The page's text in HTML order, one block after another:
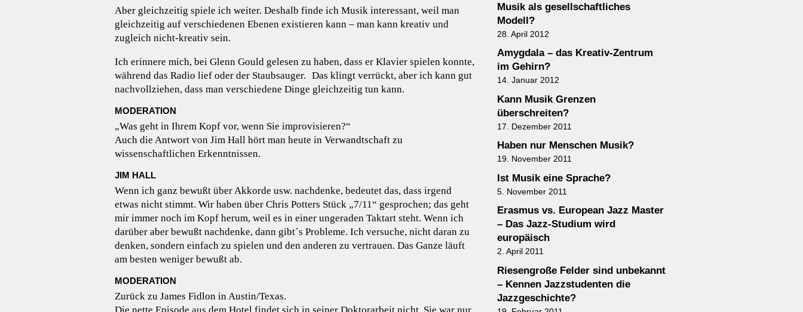
Aber gleichzeitig spiele ich weiter. Deshalb finde ich Musik interessant, weil man
gleichzeitig auf verschiedenen Ebenen existieren kann – man kann kreativ und
zugleich nicht-kreativ sein.
Ich erinnere mich, bei Glenn Gould gelesen zu haben, dass er Klavier spielen konnte,
während das Radio lief oder der Staubsauger. Das klingt verrückt, aber ich kann gut
nachvollziehen, dass man verschiedene Dinge gleichzeitig tun kann.
MODERATION
„Was geht in Ihrem Kopf vor, wenn Sie improvisieren?“
Auch die Antwort von Jim Hall hört man heute in Verwandtschaft zu
wissenschaftlichen Erkenntnissen.
JIM HALL
Wenn ich ganz bewußt über Akkorde usw. nachdenke, bedeutet das, dass irgend
etwas nicht stimmt. Wir haben über Chris Potters Stück „7/11“ gesprochen; das geht
mir immer noch im Kopf herum, weil es in einer ungeraden Taktart steht. Wenn ich
darüber aber bewußt nachdenke, dann gibt´s Probleme. Ich versuche, nicht daran zu
denken, sondern einfach zu spielen und den anderen zu vertrauen. Das Ganze läuft
am besten weniger bewußt ab.
MODERATION
Zurück zu James Fidlon in Austin/Texas.
Die nette Episode aus dem Hotel findet sich in seiner Doktorarbeit nicht. Sie war nur
Musik als gesellschaftliches
Modell?
28. April 2012
Amygdala – das Kreativ-Zentrum
im Gehirn?
14. Januar 2012
Kann Musik Grenzen
überschreiten?
17. Dezember 2011
Haben nur Menschen Musik?
19. November 2011
Ist Musik eine Sprache?
5. November 2011
Erasmus vs. European Jazz Master
– Das Jazz-Studium wird
europäisch
2. April 2011
Riesengroße Felder sind unbekannt
– Kennen Jazzstudenten die
Jazzgeschichte?